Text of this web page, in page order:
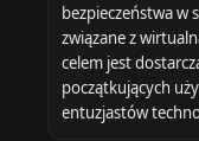
bezpieczeństwa w
związane z
celem jest
początkujących
entuzjastów